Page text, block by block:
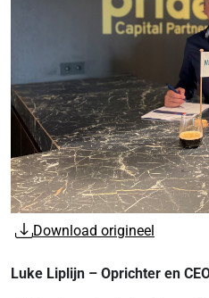
Download origineel
Luke Liplijn – Oprichter en